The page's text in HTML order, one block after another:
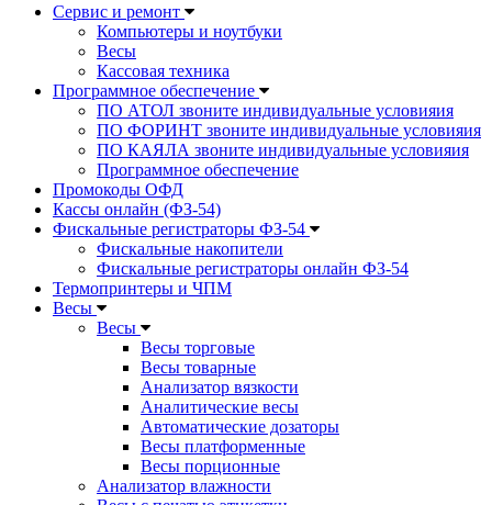
Сервис и ремонт
Компьютеры и ноутбуки
Весы
Кассовая техника
Программное обеспечение
ПО АТОЛ звоните индивидуальные условияия
ПО ФОРИНТ звоните индивидуальные условияия
ПО КАЯЛА звоните индивидуальные условияия
Программное обеспечение
Промокоды ОФД
Кассы онлайн (ФЗ-54)
Фискальные регистраторы ФЗ-54
Фискальные накопители
Фискальные регистраторы онлайн ФЗ-54
Термопринтеры и ЧПМ
Весы
Весы
Весы торговые
Весы товарные
Анализатор вязкости
Аналитические весы
Автоматические дозаторы
Весы платформенные
Весы порционные
Анализатор влажности